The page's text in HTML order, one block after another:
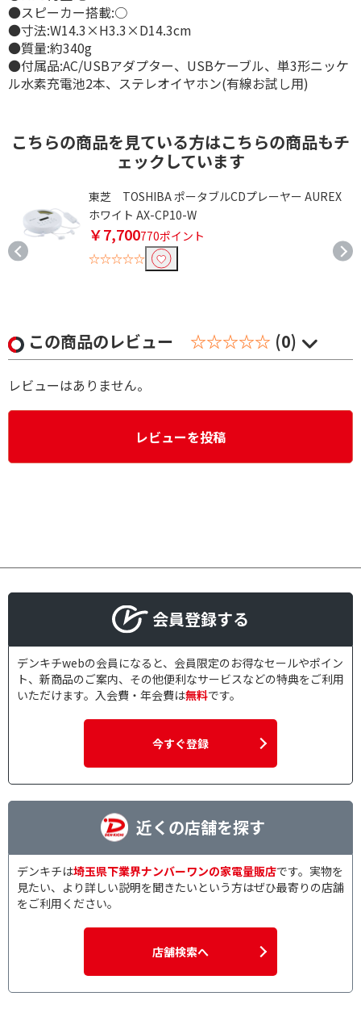
●スピーカー搭載:○
●寸法:W14.3×H3.3×D14.3cm
●質量:約340g
●付属品:AC/USBアダプター、USBケーブル、単3形ニッケ
ル水素充電池2本、ステレオイヤホン(有線お試し用)
こちらの商品を見ている方はこちらの商品もチ
ェックしています
東芝 TOSHIBA ポータブルCDプレーヤー AUREX
ホワイト AX-CP10-W
￥7,700770ポイント
☆☆☆☆☆
この商品のレビュー ☆☆☆☆☆ (0)
レビューはありません。
レビューを投稿
会員登録する
デンキチwebの会員になると、会員限定のお得なセールやポイン
ト、新商品のご案内、その他便利なサービスなどの特典をご利用
いただけます。入会費・年会費は無料です。
今すぐ登録
近くの店舗を探す
デンキチは埼玉県下業界ナンバーワンの家電量販店です。実物を
見たい、より詳しい説明を聞きたいという方はぜひ最寄りの店舗
をご利用ください。
店舗検索へ